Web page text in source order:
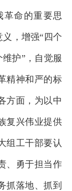
革命的重要思
，增强“四个
护”，自觉服
精神和严的标
方面，为以中
复兴伟业提供
组工干部要认
、勇于担当作
抓落地、抓到